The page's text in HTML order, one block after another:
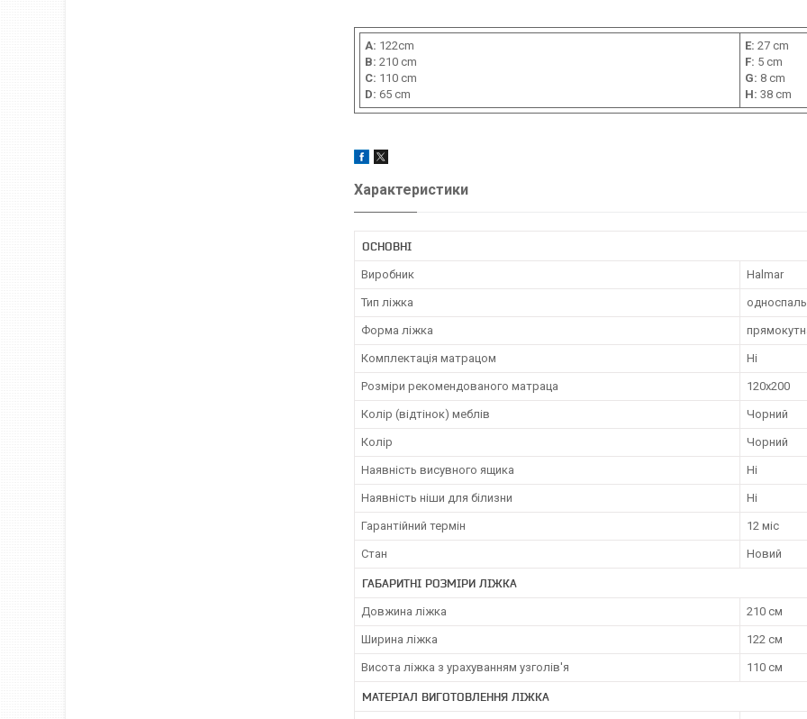
A: 122cm
B: 210 cm
C: 110 cm
D: 65 cm
E: 27 cm
F: 5 cm
G: 8 cm
H: 38 cm
Характеристики
ОСНОВНІ
Виробник Halmar
Тип ліжка
Форма ліжка
Комплектація матрацом Ні
Розміри рекомендованого матраца 120х200
Колір (відтінок) меблів Чорний
Колір Чорний
Наявність висувного ящика Ні
Наявність ніши для білизни Ні
Гарантійний термін 12 міс
Стан Новий
ГАБАРИТНІ РОЗМІРИ ЛІЖКА
Довжина ліжка 210 см
Ширина ліжка 122 см
Висота ліжка з урахуванням узголів'я 110 см
МАТЕРІАЛ ВИГОТОВЛЕННЯ ЛІЖКА